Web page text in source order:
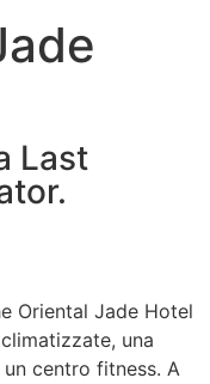
Last
Oriental Jade Hotel
una
centro fitness. A